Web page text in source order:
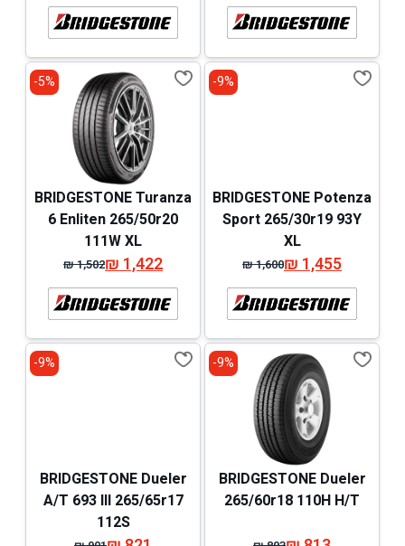
המקורי
היה:
₪ 1,292.
הנוכחי
הוא:
₪ 1,212.
המקורי
היה:
₪ 1,258.
הנוכחי
הוא:
₪ 1,178.
9%-
BRIDGESTONE Potenza
Sport 265/30r19 93Y
XL
₪1,600
המחיר
המקורי
היה:
₪ 1,600.
₪1,455
המחיר
הנוכחי
הוא:
₪ 1,455.
5%-
BRIDGESTONE Turanza
6 Enliten 265/50r20
111W XL
₪1,502
המחיר
המקורי
היה:
₪ 1,502.
₪1,422
המחיר
הנוכחי
הוא:
₪ 1,422.
9%-
BRIDGESTONE Dueler
265/60r18 110H H/T
9%-
BRIDGESTONE Dueler
A/T 693 III 265/65r17
112S